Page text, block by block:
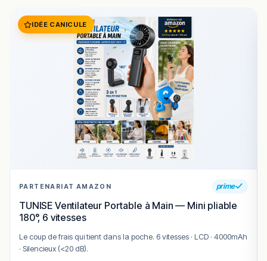
IDÉE CANICULE
PARTENARIAT AMAZON prime
TUNISE Ventilateur Portable à Main — Mini pliable
180°, 6 vitesses
Le coup de frais qui tient dans la poche. 6 vitesses · LCD · 4000mAh
· Silencieux (<20 dB).